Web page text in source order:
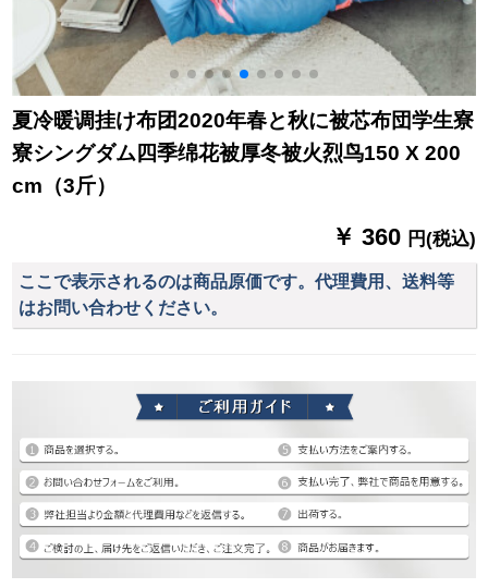
夏冷暖调挂け布团2020年春と秋に被芯布団学生寮
寮シングダム四季绵花被厚冬被火烈鸟150 X 200
cm（3斤）
￥ 360 円(税込)
ここで表示されるのは商品原価です。代理費用、送料等
はお問い合わせください。